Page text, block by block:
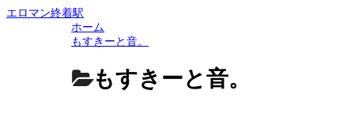
エロマン終着駅
ホーム
もすきーと音。
もすきーと音。